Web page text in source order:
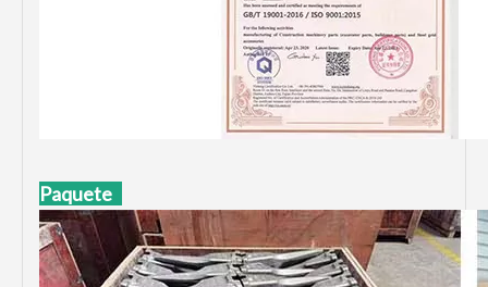
Paquete